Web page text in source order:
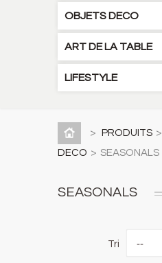
OBJETS DECO
ART DE LA TABLE
LIFESTYLE
> PRODUITS >
DECO > SEASONALS
SEASONALS
Tri